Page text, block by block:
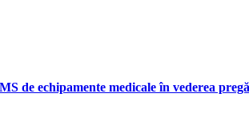
de echipamente medicale în vederea